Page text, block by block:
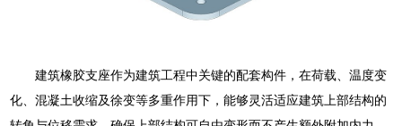
建筑橡胶支座作为建筑工程中关键的配套构件，在荷载、温度变
化、混凝土收缩及徐变等多重作用下，能够灵活适应建筑上部结构的